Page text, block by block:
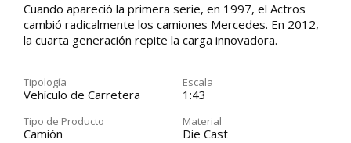
Cuando apareció la primera serie, en 1997, el Actros
cambió radicalmente los camiones Mercedes. En 2012,
la cuarta generación repite la carga innovadora.
Tipología
Vehículo de Carretera
Escala
1:43
Tipo de Producto
Camión
Material
Die Cast